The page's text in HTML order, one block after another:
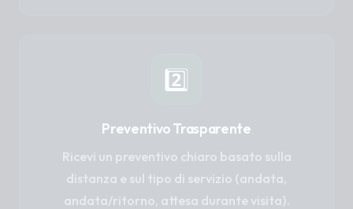
2️⃣
Preventivo Trasparente
Ricevi un preventivo chiaro basato sulla
distanza e sul tipo di servizio (andata,
andata/ritorno, attesa durante visita).